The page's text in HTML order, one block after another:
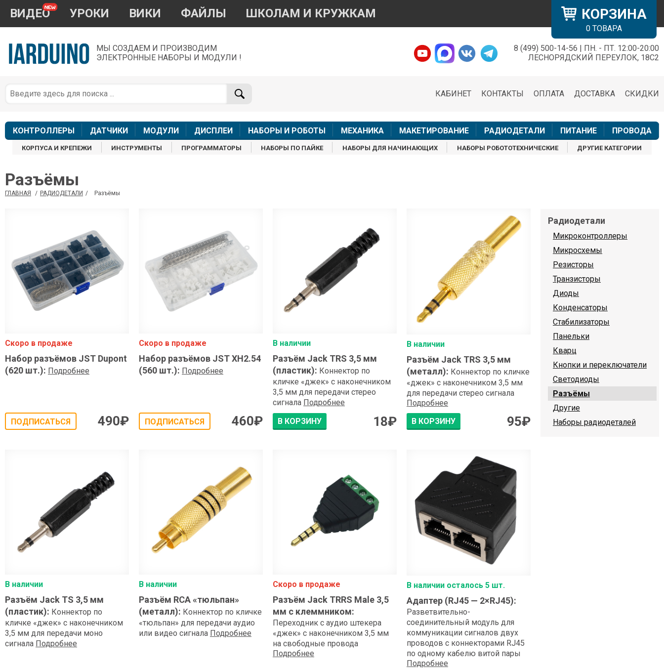
КОРЗИНА
0 ТОВАРА
ВИДЕО УРОКИ ВИКИ ФАЙЛЫ ШКОЛАМ И КРУЖКАМ
МЫ СОЗДАЕМ И ПРОИЗВОДИМ
ЭЛЕКТРОННЫЕ НАБОРЫ И МОДУЛИ !
8 (499) 500-14-56 | ПН. - ПТ. 12:00-20:00
ЛЕСНОРЯДСКИЙ ПЕРЕУЛОК, 18С2
СКИДКИ
ДОСТАВКА
ОПЛАТА
КОНТАКТЫ
КАБИНЕТ
КОНТРОЛЛЕРЫ ДАТЧИКИ МОДУЛИ ДИСПЛЕИ НАБОРЫ И РОБОТЫ МЕХАНИКА МАКЕТИРОВАНИЕ РАДИОДЕТАЛИ ПИТАНИЕ ПРОВОДА
КОРПУСА И КРЕПЕЖИ ИНСТРУМЕНТЫ ПРОГРАММАТОРЫ НАБОРЫ ПО ПАЙКЕ НАБОРЫ ДЛЯ НАЧИНАЮЩИХ НАБОРЫ РОБОТОТЕХНИЧЕСКИЕ ДРУГИЕ КАТЕГОРИИ
Разъёмы
ГЛАВНАЯ / РАДИОДЕТАЛИ / Разъёмы
Скоро в продаже
Набор разъёмов JST Dupont
(620 шт.): Подробнее
ПОДПИСАТЬСЯ 490₽
Скоро в продаже
Набор разъёмов JST XH2.54
(560 шт.): Подробнее
ПОДПИСАТЬСЯ 460₽
В наличии
Разъём Jack TRS 3,5 мм
(пластик): Коннектор по
кличке «джек» с наконечником
3,5 мм для передачи стерео
сигнала Подробнее
В КОРЗИНУ 18₽
В наличии
Разъём Jack TRS 3,5 мм
(металл): Коннектор по кличке
«джек» с наконечником 3,5 мм
для передачи стерео сигнала
Подробнее
В КОРЗИНУ
95₽
В наличии
Разъём Jack TS 3,5 мм
(пластик): Коннектор по
кличке «джек» с наконечником
3,5 мм для передачи моно
сигнала Подробнее
В наличии
Разъём RCA «тюльпан»
(металл): Коннектор по кличке
«тюльпан» для передачи аудио
или видео сигнала Подробнее
Скоро в продаже
Разъём Jack TRRS Male 3,5
мм с клеммником:
Переходник с аудио штекера
«джек» с наконечником 3,5 мм
на свободные провода
Подробнее
В наличии осталось 5 шт.
Адаптер (RJ45 — 2×RJ45):
Разветвительно-
соединительный модуль для
коммуникации сигналов двух
проводов с коннекторами RJ45
по одному кабелю витой пары
Подробнее
Радиодетали
Микроконтроллеры
Микросхемы
Резисторы
Транзисторы
Диоды
Конденсаторы
Стабилизаторы
Панельки
Кварц
Кнопки и переключатели
Светодиоды
Разъёмы
Другие
Наборы радиодеталей
×
По вопросам приобретения товара
+7 968 454 17 38
звонки и аудио сообщения не обслуживаются
Менеджер
shop@iarduino.ru
Менеджер
8 (499) 500-14-56